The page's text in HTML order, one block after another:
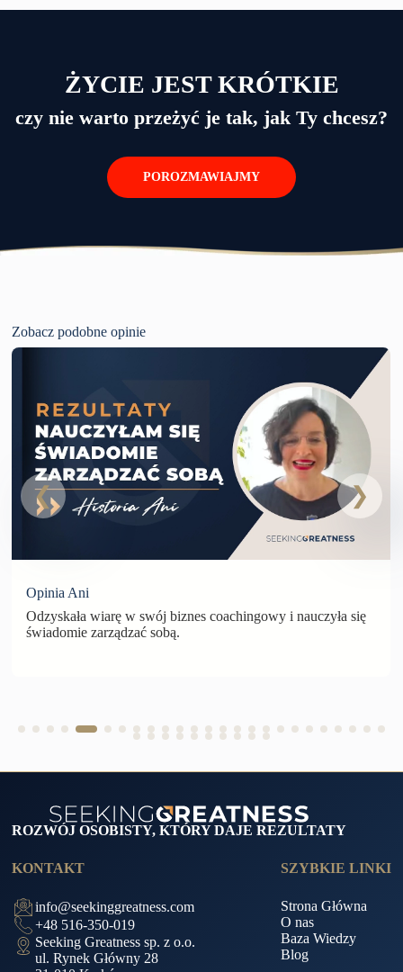
ŻYCIE JEST KRÓTKIE
czy nie warto przeżyć je tak, jak Ty chcesz?
POROZMAWIAJMY
Zobacz podobne opinie
Opinia Ani
Odzyskała wiarę w swój biznes coachingowy i nauczyła się
świadomie zarządzać sobą.
ROZWÓJ OSOBISTY, KTÓRY DAJE REZULTATY
KONTAKT
info@seekinggreatness.com
+48 516-350-019
Seeking Greatness sp. z o.o.
ul. Rynek Główny 28
SZYBKIE LINKI
Strona Główna
O nas
Baza Wiedzy
Blog